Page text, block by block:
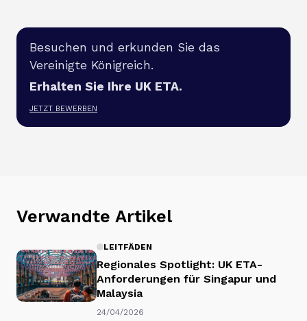
Besuchen und erkunden Sie das
Vereinigte Königreich.
Erhalten Sie Ihre UK ETA.
JETZT BEWERBEN
Verwandte Artikel
LEITFÄDEN
Regionales Spotlight: UK ETA-
Anforderungen für Singapur und
Malaysia
24/04/2026